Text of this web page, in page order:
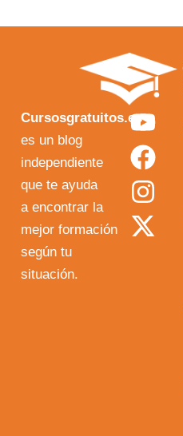
Cursosgratuitos.es
es un blog
independiente
que te ayuda
a encontrar la
mejor formación
según tu
situación.
Y
o
u
t
u
F
a
c
e
b
I
n
s
t
a
X
-
t
w
i